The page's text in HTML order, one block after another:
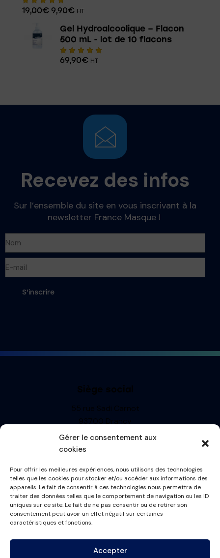
Gérer le consentement aux
cookies
Pour offrir les meilleures expériences, nous utilisons des technologies
telles que les cookies pour stocker et/ou accéder aux informations des
appareils. Le fait de consentir à ces technologies nous permettra de
traiter des données telles que le comportement de navigation ou les ID
uniques sur ce site. Le fait de ne pas consentir ou de retirer son
consentement peut avoir un effet négatif sur certaines
caractéristiques et fonctions.
Accepter
Note
5.00
19,00€ 9,90€ HT
Gel Hydroalcoolique – Flacon
500 mL - lot de 10 flacons
Note
69,90€ HT
Recevez des infos
Sur l’ensemble du site en vous inscrivant à la
newsletter France Masque !
S'inscrire
Siège social
55 rue Sadi Carnot
93700 Drancy
Siren : 499710697
TVA: FR13499710697
Informations
Mentions Légales
Politique de cookies
Conditions générales